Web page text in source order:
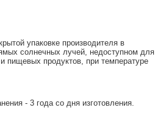
упаковке производителя в
солнечных лучей, недоступном для
пищевых продуктов, при температуре
- 3 года со дня изготовления.